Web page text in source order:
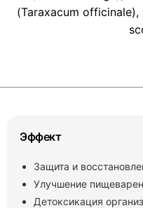
(Taraxacum
Эффект
Защита и
Улучшение
Детоксикация